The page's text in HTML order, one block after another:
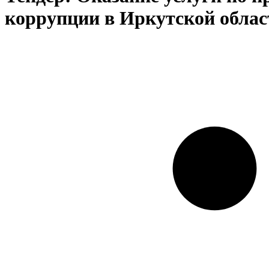
коррупции в Иркутской